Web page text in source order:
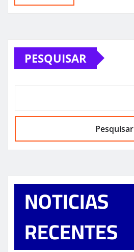
PESQUISAR
Pesquisar
NOTICIAS
RECENTES